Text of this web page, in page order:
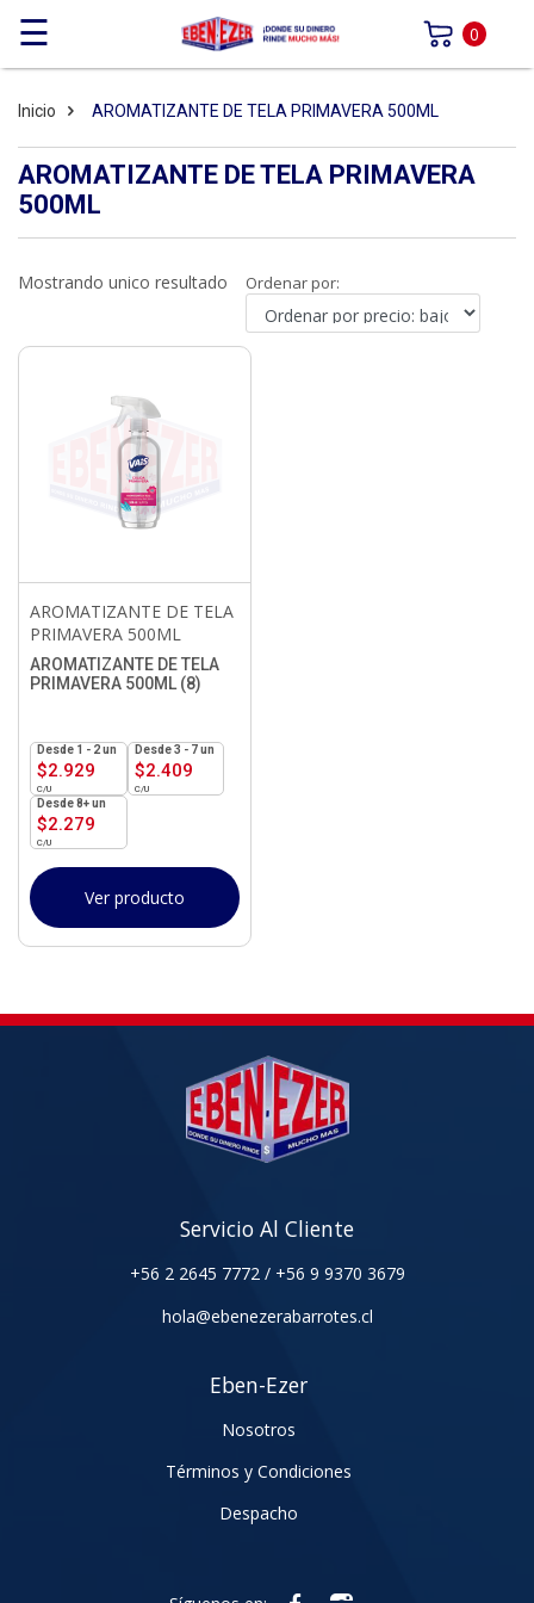
☰ 0
Inicio AROMATIZANTE DE TELA PRIMAVERA 500ML
AROMATIZANTE DE TELA PRIMAVERA
500ML
Mostrando unico resultado Ordenar por:
AROMATIZANTE DE TELA
PRIMAVERA 500ML
AROMATIZANTE DE TELA
PRIMAVERA 500ML (8)
$2.929
1 - 2un
$2.409
3 - 7 un
$2.279
8+ un
Ver producto
Servicio Al Cliente
+56 2 2645 7772 / +56 9 9370 3679
hola@ebenezerabarrotes.cl
Eben-Ezer
Nosotros
Términos y Condiciones
Despacho